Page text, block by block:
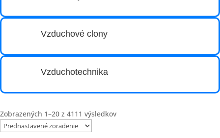
Vzduchové clony
Vzduchotechnika
Zobrazených 1–20 z 4111 výsledkov